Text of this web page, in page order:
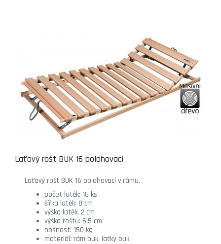
Laťový rošt BUK 16 polohovací
Laťový rošt BUK 16 polohovací v rámu.
počet latěk: 16 ks
šířka latěk: 8 cm
výška latěk: 2 cm
výška roštu: 6,5 cm
nosnost: 150 kg
materiál: rám buk, laťky buk